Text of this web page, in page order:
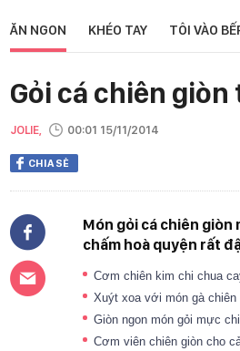
ĂN NGON KHÉO TAY TÔI VÀO
Gỏi cá chiên
JOLIE, 00:01 15/11/2014
CHIA SẺ
Món gỏi cá chiên giòn
chấm hoà quyện rất
Cơm chiên kim chi chua
Xuýt xoa với món gà
Giòn ngon món gỏi mực
Cơm viên chiên giòn cho